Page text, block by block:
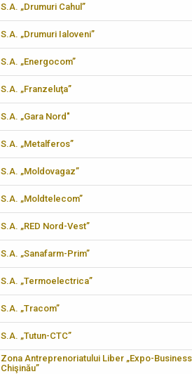
S.A. „Drumuri Cahul”
S.A. „Drumuri Ialoveni”
S.A. „Energocom”
S.A. „Franzeluţa”
S.A. „Gara Nord"
S.A. „Metalferos”
S.A. „Moldovagaz”
S.A. „Moldtelecom”
S.A. „RED Nord-Vest”
S.A. „Sanafarm-Prim”
S.A. „Termoelectrica”
S.A. „Tracom”
S.A. „Tutun-CTC”
Zona Antreprenoriatului Liber „Expo-
Chişinău”